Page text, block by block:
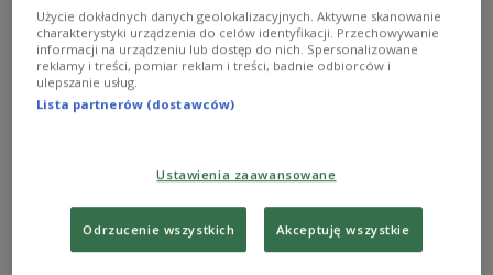
Trump“, „Endlich das Ende von vier Jahren
Niedergang Amerikas“, „Der Tag, der Amerika
verändert“ oder „Trump 2.0: Jetzt kaufen wir
Grönland“ – das sind nur einige Schlagzeilen der
stattfinden wird.
Użycie dokładnych danych geolokalizacyjnych. Aktywne skanowanie
charakterystyki urządzenia do celów identyfikacji. Przechowywanie
informacji na urządzeniu lub dostęp do nich. Spersonalizowane
reklamy i treści, pomiar reklam i treści, badnie odbiorców i
ulepszanie usług.
Lista partnerów (dostawców)
Ustawienia zaawansowane
Odrzucenie wszystkich Akceptuję wszystkie